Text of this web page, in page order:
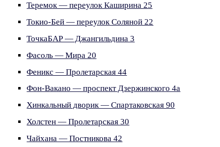
Теремок — переулок Каширина 25
Токио-Бей — переулок Соляной 22
ТочкаБАР — Джангильдина 3
Фасоль — Мира 20
Феникс — Пролетарская 44
Фон-Вакано — проспект Дзержинского 4а
Хинкальный дворик — Спартаковская 90
Холстен — Пролетарская 30
Чайхана — Постникова 42